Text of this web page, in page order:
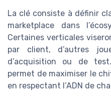
La clé consiste à définir
marketplace dans
Certaines verticales
par client, d’autres
d’acquisition ou de
permet de maximiser le
en respectant l’ADN de